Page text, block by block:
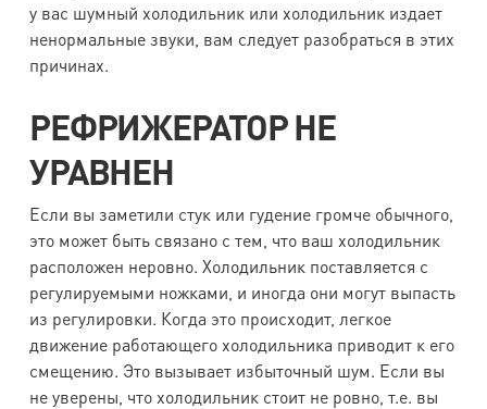
у вас шумный холодильник или холодильник издает
ненормальные звуки, вам следует разобраться в этих
причинах.
РЕФРИЖЕРАТОР НЕ
УРАВНЕН
Если вы заметили стук или гудение громче обычного,
это может быть связано с тем, что ваш холодильник
расположен неровно. Холодильник поставляется с
регулируемыми ножками, и иногда они могут выпасть
из регулировки. Когда это происходит, легкое
движение работающего холодильника приводит к его
смещению. Это вызывает избыточный шум. Если вы
не уверены, что холодильник стоит не ровно, т.е. вы